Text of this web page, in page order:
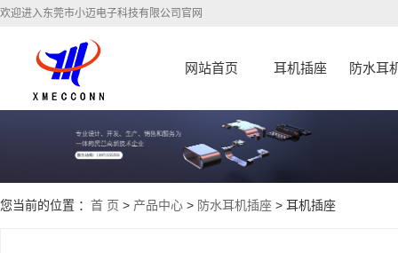
欢迎进入东莞市小迈电子科技有限公司官网
网站首页 耳机插座 防水耳
您当前的位置 ： 首 页 > 产品中心 > 防水耳机插座 > 耳机插座